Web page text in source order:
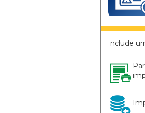
Include